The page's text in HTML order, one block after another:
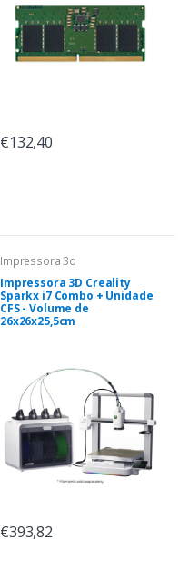
€132,40
Impressora 3d
Impressora 3D Creality
Sparkx i7 Combo + Unidade
CFS - Volume de
26x26x25,5cm
€393,82